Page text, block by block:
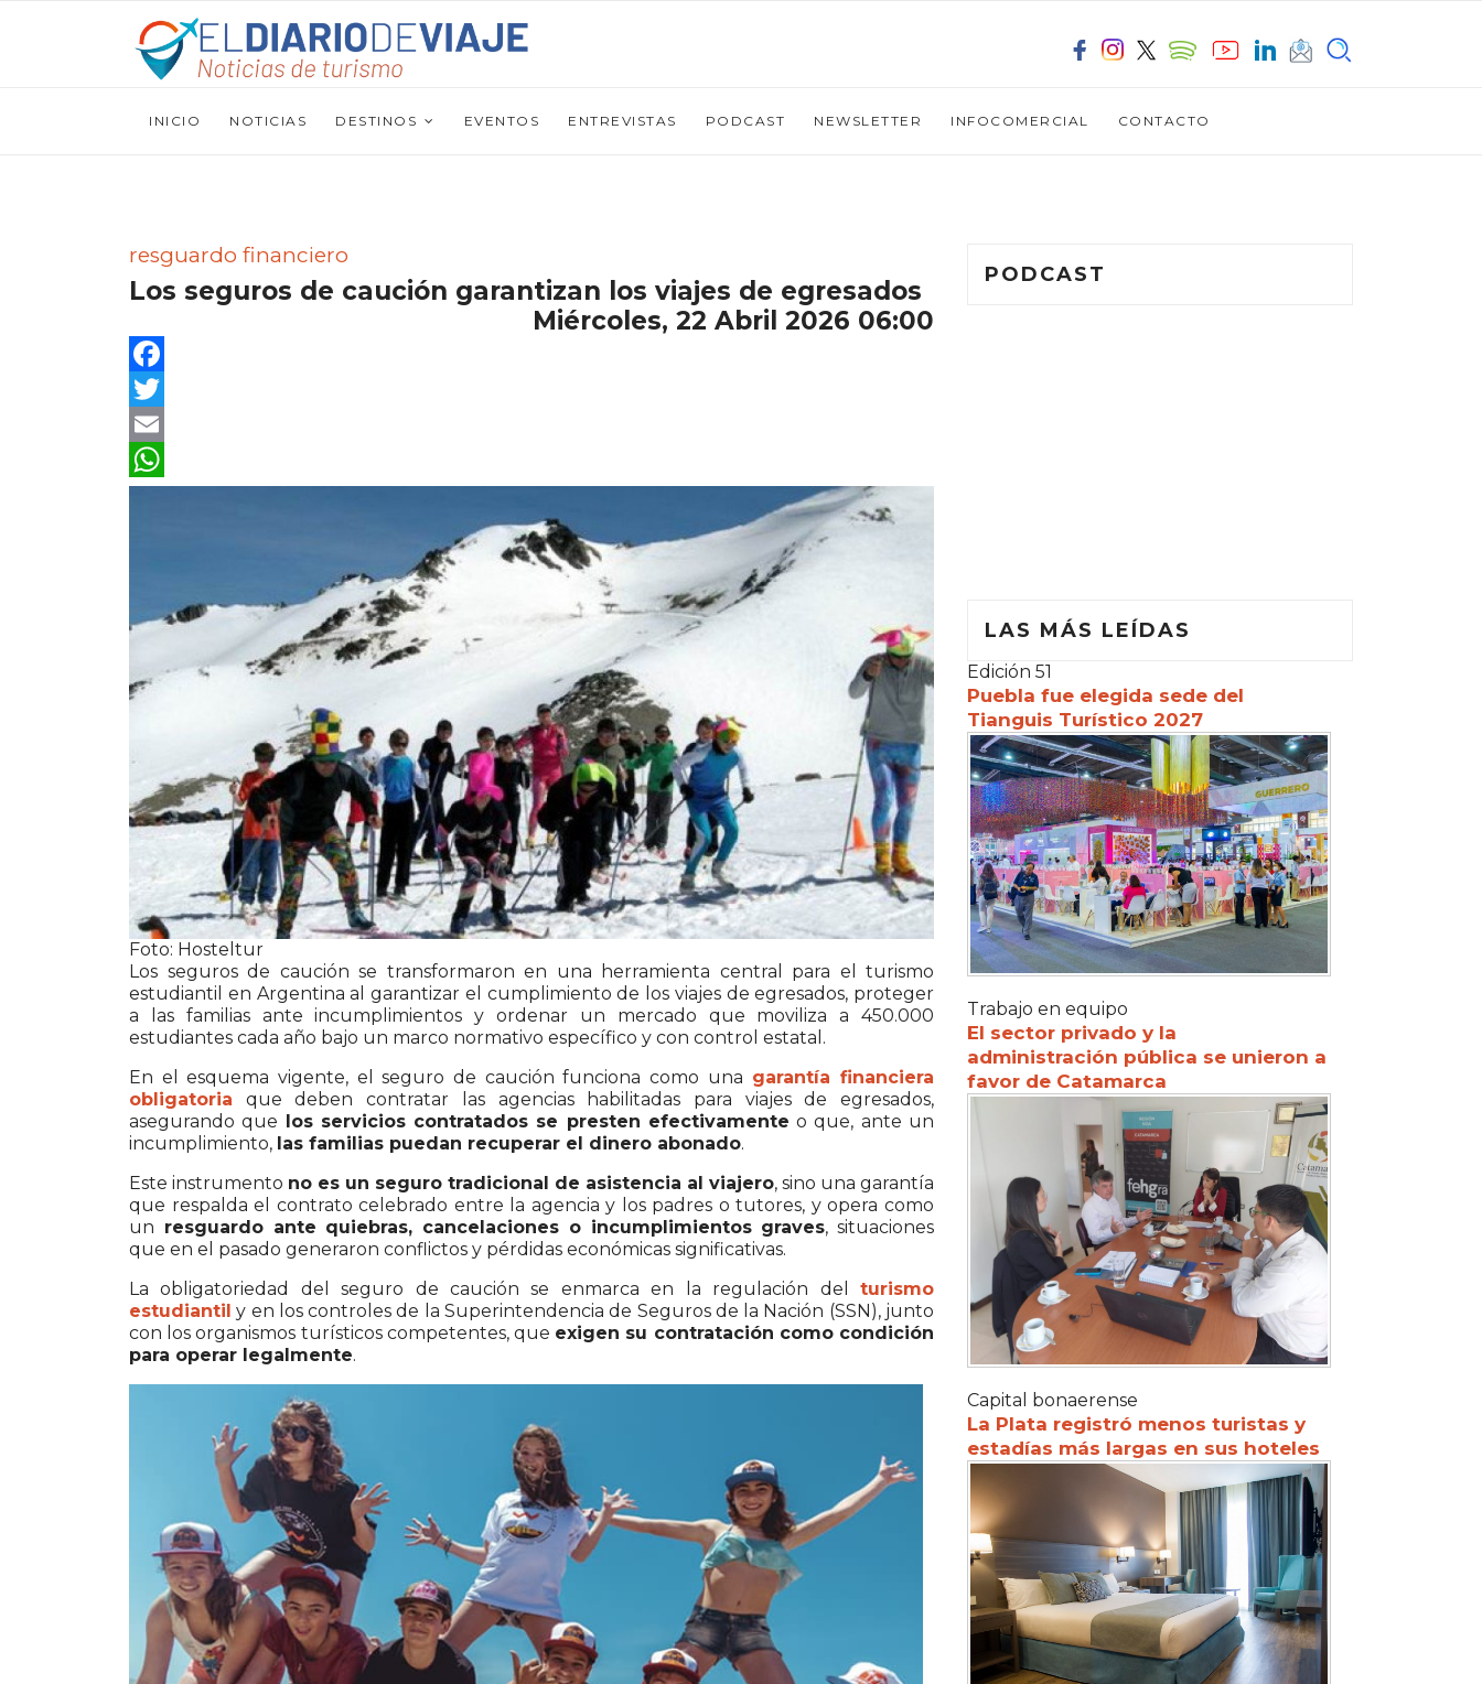
INICIO NOTICIAS DESTINOS EVENTOS ENTREVISTAS PODCAST NEWSLETTER INFOCOMERCIAL CONTACTO
resguardo financiero
Los seguros de caución garantizan los viajes de egresados
Miércoles, 22 Abril 2026 06:00
Facebook
Twitter
Email
WhatsApp
Foto: Hosteltur
Los seguros de caución se transformaron en una herramienta central para el turismo
estudiantil en Argentina al garantizar el cumplimiento de los viajes de egresados, proteger
a las familias ante incumplimientos y ordenar un mercado que moviliza a 450.000
estudiantes cada año bajo un marco normativo específico y con control estatal.
En el esquema vigente, el seguro de caución funciona como una garantía financiera
obligatoria que deben contratar las agencias habilitadas para viajes de egresados,
asegurando que los servicios contratados se presten efectivamente o que, ante un
incumplimiento, las familias puedan recuperar el dinero abonado.
Este instrumento no es un seguro tradicional de asistencia al viajero, sino una garantía
que respalda el contrato celebrado entre la agencia y los padres o tutores, y opera como
un resguardo ante quiebras, cancelaciones o incumplimientos graves, situaciones
que en el pasado generaron conflictos y pérdidas económicas significativas.
La obligatoriedad del seguro de caución se enmarca en la regulación del turismo
estudiantil y en los controles de la Superintendencia de Seguros de la Nación (SSN), junto
con los organismos turísticos competentes, que exigen su contratación como condición
para operar legalmente.
PODCAST
LAS MÁS LEÍDAS
Edición 51
Puebla fue elegida sede del
Tianguis Turístico 2027
Trabajo en equipo
El sector privado y la
administración pública se unieron a
favor de Catamarca
Capital bonaerense
La Plata registró menos turistas y
estadías más largas en sus hoteles